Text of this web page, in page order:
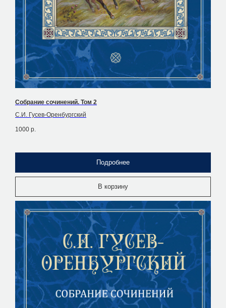
Собрание сочинений. Том 2
С.И. Гусев-Оренбургский
1000 р.
Подробнее
В корзину